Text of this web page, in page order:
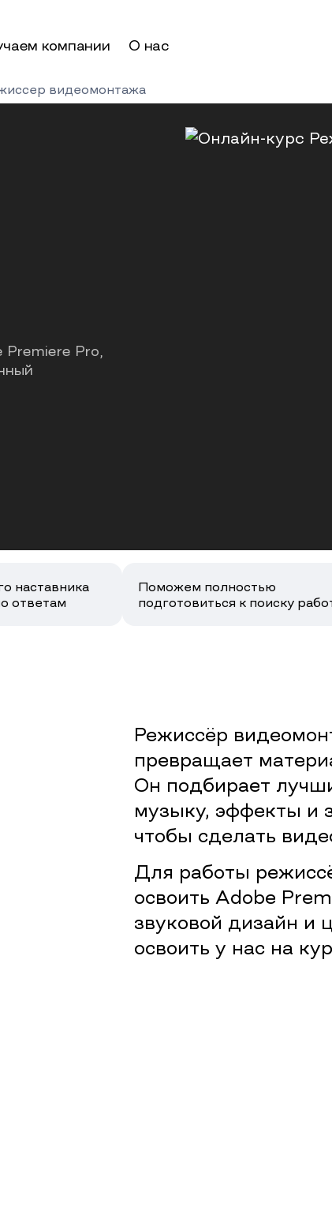
компании О нас
видеомонтажа
Pro,
наставника
ответам
Поможем полностью
подготовиться к поиску
Режиссёр
превращает
Он подбирает
музыку, эффекты и
чтобы сделать
Для работы
освоить Adobe
звуковой дизайн и
освоить у нас на